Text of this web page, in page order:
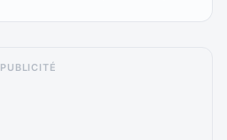
PUBLICITÉ